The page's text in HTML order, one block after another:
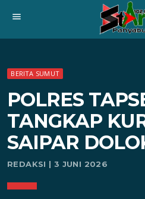
menu
BERITA SUMUT
POLRES
TANGKAP
SAIPAR
REDAKSI | 3 JUNI 2026